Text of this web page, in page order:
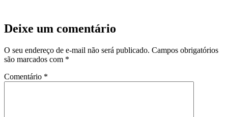
Deixe um comentário
O seu endereço de e-mail não será publicado. Campos obrigatórios
são marcados com *
Comentário *